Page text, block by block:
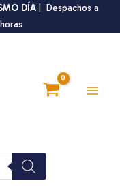
DÍA | Despachos a